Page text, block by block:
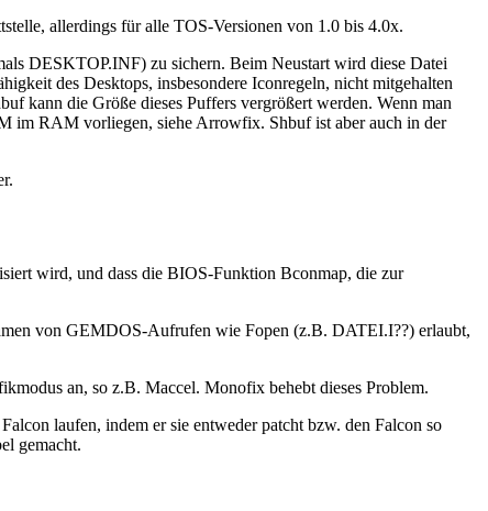
allerdings für alle TOS-Versionen von 1.0 bis 4.0x.
DESKTOP.INF) zu sichern. Beim Neustart wird diese Datei
des Desktops, insbesondere Iconregeln, nicht mitgehalten
kann die Größe dieses Puffers vergrößert werden. Wenn man
im RAM vorliegen, siehe Arrowfix. Shbuf ist aber auch in der
wird, und dass die BIOS-Funktion Bconmap, die zur
von GEMDOS-Aufrufen wie Fopen (z.B. DATEI.I??) erlaubt,
an, so z.B. Maccel. Monofix behebt dieses Problem.
laufen, indem er sie entweder patcht bzw. den Falcon so
gemacht.